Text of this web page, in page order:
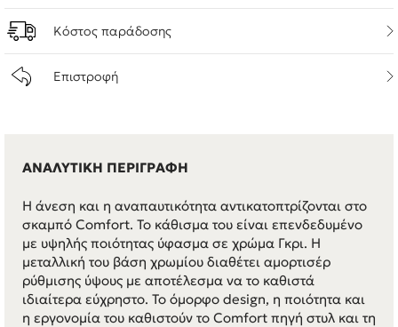
Κόστος παράδοσης
Επιστροφή
ΑΝΑΛΥΤΙΚΗ ΠΕΡΙΓΡΑΦΗ
Η άνεση και η αναπαυτικότητα αντικατοπτρίζονται στο
σκαμπό Comfort. Το κάθισμα του είναι επενδεδυμένο
με υψηλής ποιότητας ύφασμα σε χρώμα Γκρι. Η
μεταλλική του βάση χρωμίου διαθέτει αμορτισέρ
ρύθμισης ύψους με αποτέλεσμα να το καθιστά
ιδιαίτερα εύχρηστο. Το όμορφο design, η ποιότητα και
η εργονομία του καθιστούν το Comfort πηγή στυλ και τη